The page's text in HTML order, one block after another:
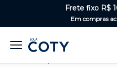
Frete fixo R$
Em compras